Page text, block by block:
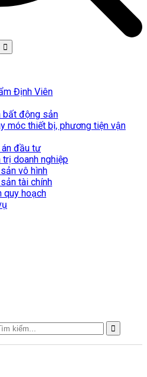
Định Viên
bất động sản
móc thiết bị, phương tiện vận
đầu tư
doanh nghiệp
vô hình
tài chính
quy hoạch